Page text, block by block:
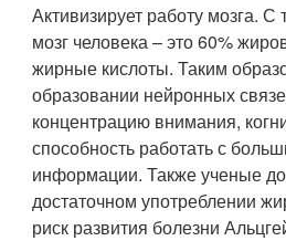
Активизирует работу мозга. С
мозг человека – это 60%
жирные кислоты. Таким
образовании нейронных
концентрацию внимания,
способность работать с
информации. Также ученые
достаточном употреблении
риск развития болезни